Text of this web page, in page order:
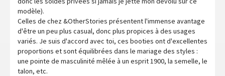
modèle).
Celles de chez &OtherStories présentent l'immense avantage
d'être un peu plus casual, donc plus propices à des usages
variés. Je suis d'accord avec toi, ces booties ont d'excellentes
proportions et sont équilibrées dans le mariage des styles :
une pointe de masculinité mêlée à un esprit 1900, la semelle, le
talon, etc.